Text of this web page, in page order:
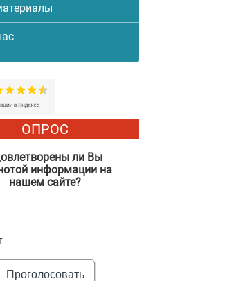
ОПРОС
ли Вы
информации на
нашем сайте?
Проголосовать